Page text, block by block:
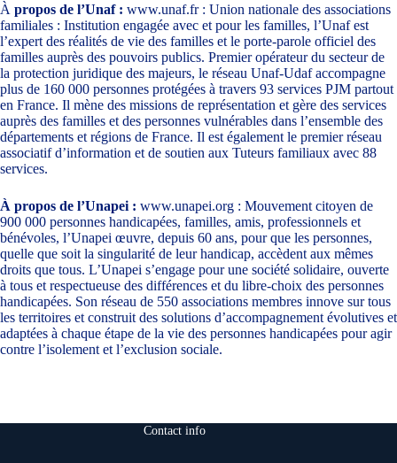
À propos de l’Unaf : www.unaf.fr: Union nationale des associations
familiales : Institution engagée avec et pour les familles, l’Unaf est
l’expert des réalités de vie des familles et le porte-parole officiel des
familles auprès des pouvoirs publics. Premier opérateur du secteur de
la protection juridique des majeurs, le réseau Unaf-Udaf accompagne
plus de 160 000 personnes protégées à travers 93 services PJM partout
en France. Il mène des missions de représentation et gère des services
auprès des familles et des personnes vulnérables dans l’ensemble des
départements et régions de France. Il est également le premier réseau
associatif d’information et de soutien aux Tuteurs familiaux avec 88
services.
À propos de l’Unapei : www.unapei.org : Mouvement citoyen de
900 000 personnes handicapées, familles, amis, professionnels et
bénévoles, l’Unapei œuvre, depuis 60 ans, pour que les personnes,
quelle que soit la singularité de leur handicap, accèdent aux mêmes
droits que tous. L’Unapei s’engage pour une société solidaire, ouverte
à tous et respectueuse des différences et du libre-choix des personnes
handicapées. Son réseau de 550 associations membres innove sur tous
les territoires et construit des solutions d’accompagnement évolutives et
adaptées à chaque étape de la vie des personnes handicapées pour agir
contre l’isolement et l’exclusion sociale.
Contact info